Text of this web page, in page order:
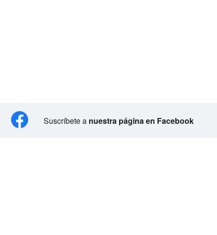
Suscríbete a nuestra página en Facebook